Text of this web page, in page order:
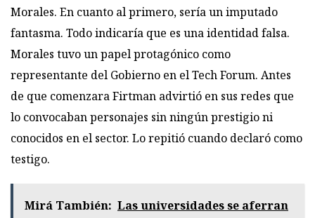
Morales. En cuanto al primero, sería un imputado
fantasma. Todo indicaría que es una identidad falsa.
Morales tuvo un papel protagónico como
representante del Gobierno en el Tech Forum. Antes
de que comenzara Firtman advirtió en sus redes que
lo convocaban personajes sin ningún prestigio ni
conocidos en el sector. Lo repitió cuando declaró como
testigo.
Mirá También: Las universidades se aferran